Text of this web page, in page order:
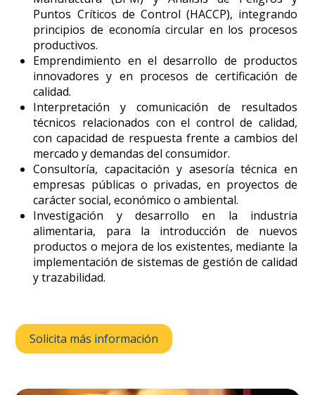
Puntos Críticos de Control (HACCP), integrando
principios de economía circular en los procesos
productivos.
Emprendimiento en el desarrollo de productos
innovadores y en procesos de certificación de
calidad.
Interpretación y comunicación de resultados
técnicos relacionados con el control de calidad,
con capacidad de respuesta frente a cambios del
mercado y demandas del consumidor.
Consultoría, capacitación y asesoría técnica en
empresas públicas o privadas, en proyectos de
carácter social, económico o ambiental.
Investigación y desarrollo en la industria
alimentaria, para la introducción de nuevos
productos o mejora de los existentes, mediante la
implementación de sistemas de gestión de calidad
y trazabilidad.
Solicita más información